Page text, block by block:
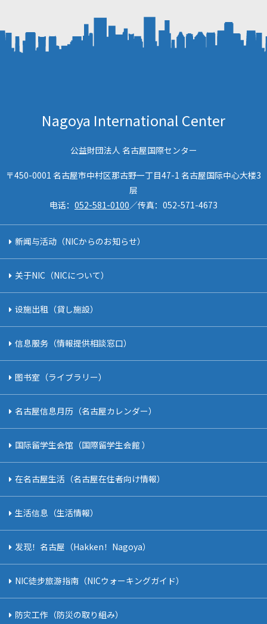
Nagoya International Center
公益財団法人 名古屋国際センター
〒450-0001 名古屋市中村区那古野一丁目47-1 名古屋国际中心大楼3
层
电话： 052-581-0100／传真： 052-571-4673
新闻与活动（NICからのお知らせ）
关于NIC（NICについて）
设施出租（貸し施設）
信息服务（情報提供相談窓口）
图书室（ライブラリー）
名古屋信息月历（名古屋カレンダー）
国际留学生会馆（国際留学生会館 ）
在名古屋生活（名古屋在住者向け情報）
生活信息（生活情報）
发现！名古屋（Hakken！Nagoya）
NIC徒步旅游指南（NICウォーキングガイド）
防灾工作（防災の取り組み）